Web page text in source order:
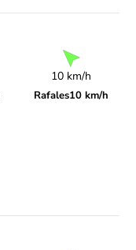
10 km/h
Rafales10 km/h